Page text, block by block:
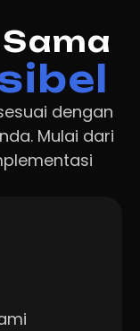
dengan
Mulai dari